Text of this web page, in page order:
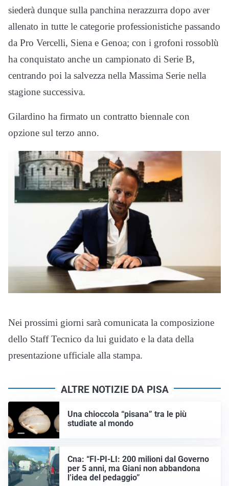
siederà dunque sulla panchina nerazzurra dopo aver
allenato in tutte le categorie professionistiche passando
da Pro Vercelli, Siena e Genoa; con i grofoni rossoblù
ha conquistato anche un campionato di Serie B,
centrando poi la salvezza nella Massima Serie nella
stagione successiva.
Gilardino ha firmato un contratto biennale con
opzione sul terzo anno.
Nei prossimi giorni sarà comunicata la composizione
dello Staff Tecnico da lui guidato e la data della
presentazione ufficiale alla stampa.
ALTRE NOTIZIE DA PISA
Una chioccola “pisana” tra le più
studiate al mondo
Cna: “FI-PI-LI: 200 milioni dal Governo
per 5 anni, ma Giani non abbandona
l’idea del pedaggio”